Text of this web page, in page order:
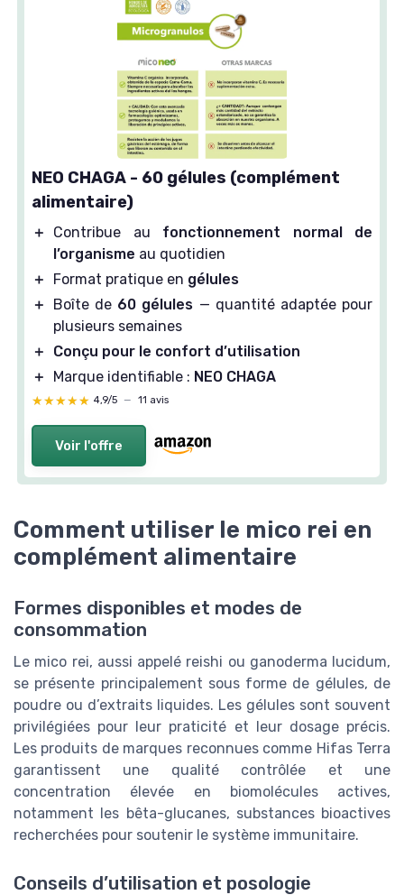
NEO CHAGA - 60 gélules (complément
alimentaire)
＋ Contribue au fonctionnement normal de
l’organisme au quotidien
＋
Format pratique en gélules
＋
Boîte de 60 gélules — quantité adaptée pour
plusieurs semaines
＋
Conçu pour le confort d’utilisation
＋
Marque identifiable : NEO CHAGA
★★★★★
★★★★★ 4,9/5 — 11 avis
Voir l'offre
Comment utiliser le mico rei en
complément alimentaire
Formes disponibles et modes de
consommation
Le mico rei, aussi appelé reishi ou ganoderma lucidum,
se présente principalement sous forme de gélules, de
poudre ou d’extraits liquides. Les gélules sont souvent
privilégiées pour leur praticité et leur dosage précis.
Les produits de marques reconnues comme Hifas Terra
garantissent une qualité contrôlée et une
concentration élevée en biomolécules actives,
notamment les bêta-glucanes, substances bioactives
recherchées pour soutenir le système immunitaire.
Conseils d’utilisation et posologie